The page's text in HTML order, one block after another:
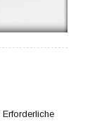
Erforderliche